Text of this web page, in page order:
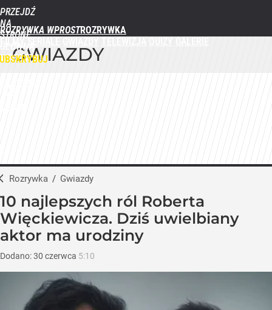
PRZEJDŹ
NA
STRONĘ
GŁÓWNĄ
WPROST.PL
ROZRYWKA WPROST
GWIAZDY
Rozrywka / Gwiazdy
10 najlepszych ról Roberta
Więckiewicza. Dziś uwielbiany
aktor ma urodziny
Dodano:30 czerwca 5:10